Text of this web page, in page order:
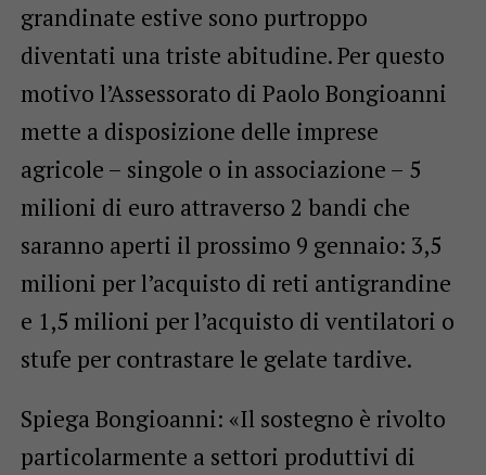
grandinate estive sono purtroppo
diventati una triste abitudine. Per questo
motivo l’Assessorato di Paolo Bongioanni
mette a disposizione delle imprese
agricole – singole o in associazione – 5
milioni di euro attraverso 2 bandi che
saranno aperti il prossimo 9 gennaio: 3,5
milioni per l’acquisto di reti antigrandine
e 1,5 milioni per l’acquisto di ventilatori o
stufe per contrastare le gelate tardive.
Spiega Bongioanni: «Il sostegno è rivolto
particolarmente a settori produttivi di